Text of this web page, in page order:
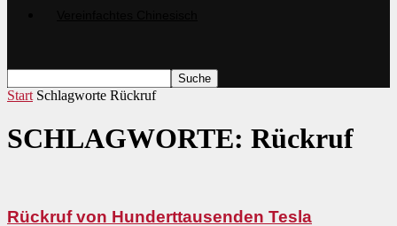
Start Schlagworte Rückruf
SCHLAGWORTE: Rückruf
Rückruf von Hunderttausenden Tesla